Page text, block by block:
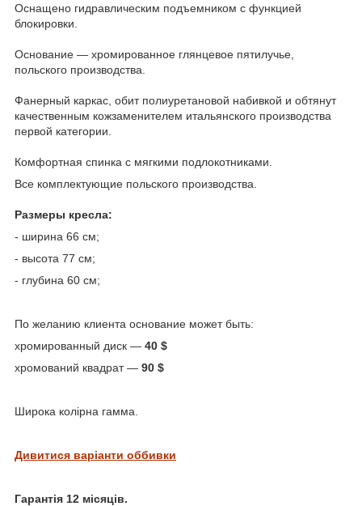
Оснащено гидравлическим подъемником с функцией
блокировки.
Основание ― хромированное глянцевое пятилучье,
польского производства.
Фанерный каркас, обит полиуретановой набивкой и обтянут
качественным кожзаменителем итальянского производства
первой категории.
Комфортная спинка с мягкими подлокотниками.
Все комплектующие польского производства.
Размеры кресла:
- ширина 66 см;
- высота 77 см;
- глубина 60 см;
По желанию клиента основание может быть:
хромированный диск — 40 $
хромований квадрат ― 90 $
Широка колірна гамма.
Дивитися варіанти оббивки
Гарантія 12 місяців.